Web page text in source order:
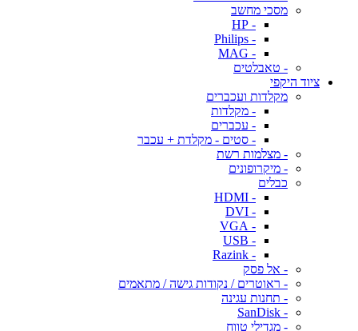
מסכי מחשב
- HP
- Philips
- MAG
- טאבלטים
ציוד היקפי
מקלדות ועכברים
- מקלדות
- עכברים
- סטים - מקלדת + עכבר
- מצלמות רשת
- מיקרופונים
כבלים
- HDMI
- DVI
- VGA
- USB
- Razink
- אל פסק
- ראוטרים / נקודות גישה / מתאמים
- תחנות עגינה
- SanDisk
- מגדילי טווח